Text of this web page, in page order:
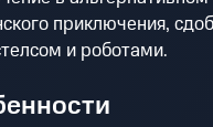
приключения,
и роботами.